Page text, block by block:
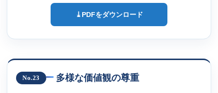
⤓ PDFをダウンロード
No.23 多様な価値観の尊重